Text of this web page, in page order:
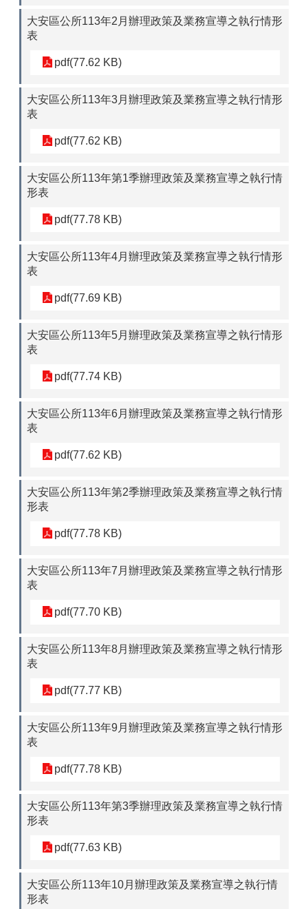
大安區公所113年2月辦理政策及業務宣導之執行情形
表
pdf(77.62 KB)
大安區公所113年3月辦理政策及業務宣導之執行情形
表
pdf(77.62 KB)
大安區公所113年第1季辦理政策及業務宣導之執行情
形表
pdf(77.78 KB)
大安區公所113年4月辦理政策及業務宣導之執行情形
表
pdf(77.69 KB)
大安區公所113年5月辦理政策及業務宣導之執行情形
表
pdf(77.74 KB)
大安區公所113年6月辦理政策及業務宣導之執行情形
表
pdf(77.62 KB)
大安區公所113年第2季辦理政策及業務宣導之執行情
形表
pdf(77.78 KB)
大安區公所113年7月辦理政策及業務宣導之執行情形
表
pdf(77.70 KB)
大安區公所113年8月辦理政策及業務宣導之執行情形
表
pdf(77.77 KB)
大安區公所113年9月辦理政策及業務宣導之執行情形
表
pdf(77.78 KB)
大安區公所113年第3季辦理政策及業務宣導之執行情
形表
pdf(77.63 KB)
大安區公所113年10月辦理政策及業務宣導之執行情
形表